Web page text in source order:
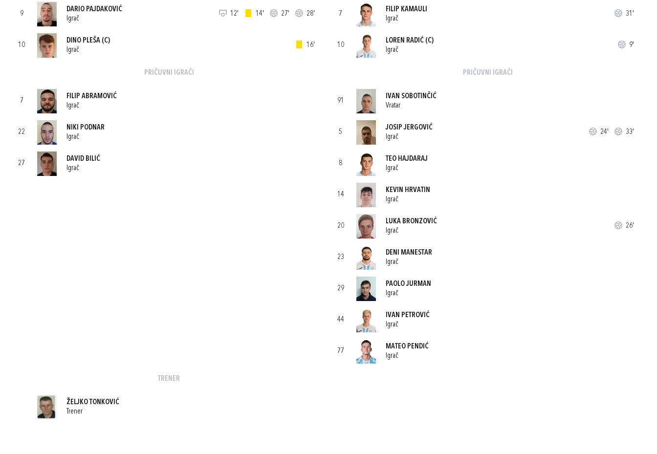
9
DARIO PAJDAKOVIĆ
Igrač
12' 14' 27' 28'
10
DINO PLEŠA (C)
Igrač
16'
PRIČUVNI IGRAČI
7
FILIP ABRAMOVIĆ
Igrač
22
NIKI PODNAR
Igrač
27
DAVID BILIĆ
Igrač
TRENER
ŽELJKO TONKOVIĆ
Trener
7
FILIP KAMAULI
Igrač
31'
10
LOREN RADIĆ(C)
Igrač
9'
PRIČUVNI IGRAČI
91
IVAN SOBOTINČIĆ
Vratar
5
JOSIP JERGOVIĆ
Igrač
24' 33'
8
TEO HAJDARAJ
Igrač
14
KEVIN HRVATIN
Igrač
20
LUKA BRONZOVIĆ
Igrač
26'
23
DENI MANESTAR
Igrač
29
PAOLO JURMAN
Igrač
44
IVAN PETROVIĆ
Igrač
77
MATEO PENDIĆ
Igrač